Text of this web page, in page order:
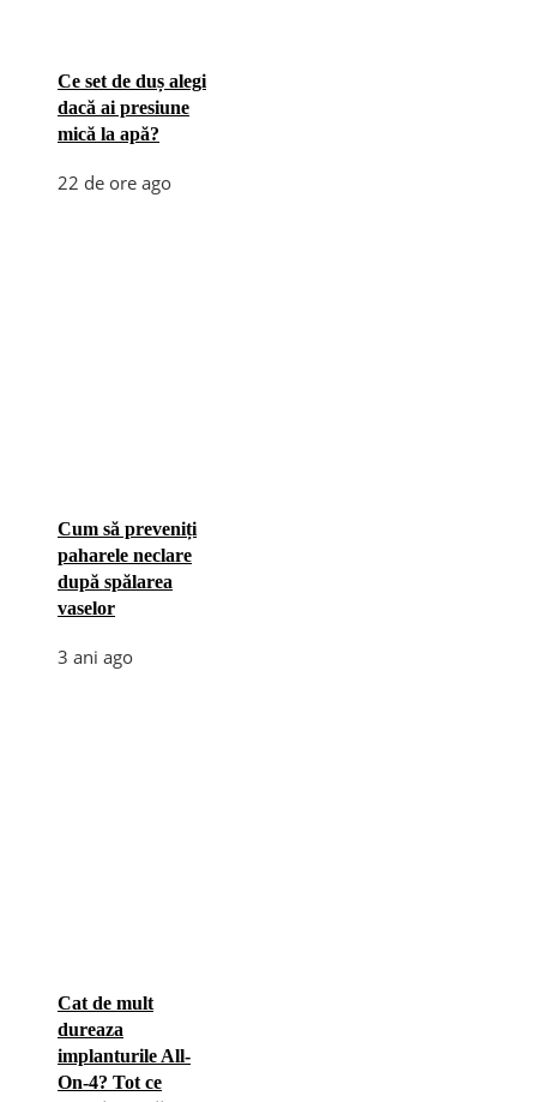
Ce set de duș alegi
dacă ai presiune
mică la apă?
22 de ore ago
Cum să preveniți
paharele neclare
după spălarea
vaselor
3 ani ago
Cat de mult
dureaza
implanturile All-
On-4? Tot ce